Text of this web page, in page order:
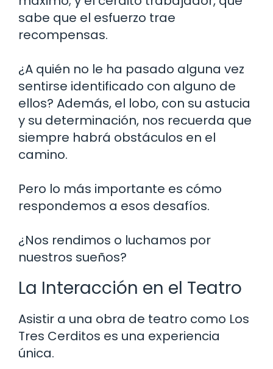
sabe que el esfuerzo trae
recompensas.
¿A quién no le ha pasado alguna vez
sentirse identificado con alguno de
ellos? Además, el lobo, con su astucia
y su determinación, nos recuerda que
siempre habrá obstáculos en el
camino.
Pero lo más importante es cómo
respondemos a esos desafíos.
¿Nos rendimos o luchamos por
nuestros sueños?
La Interacción en el Teatro
Asistir a una obra de teatro como Los
Tres Cerditos es una experiencia
única.